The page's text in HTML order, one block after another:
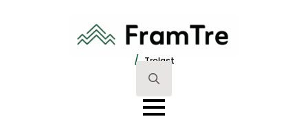
/ Trelast
Search